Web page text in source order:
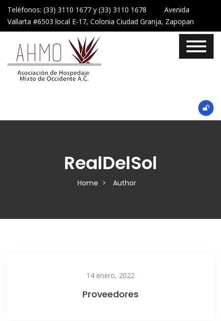
Teléfonos: (33) 3110 1677 y (33) 3110 1678 Avenida
Vallarta #6503 local E-17, Colonia Ciudad Granja, Zapopan
RealDelSol
Home Author
14 enero, 2022
Proveedores